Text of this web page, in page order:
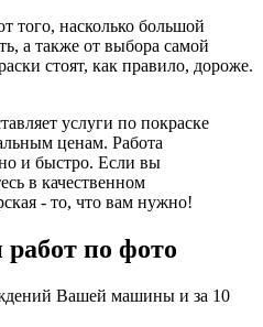
того, насколько большой
а также от выбора самой
стоят, как правило, дороже.
услуги по покраске
ценам. Работа
и быстро. Если вы
в качественном
- то, что вам нужно!
по фото
Вашей машины и за 10